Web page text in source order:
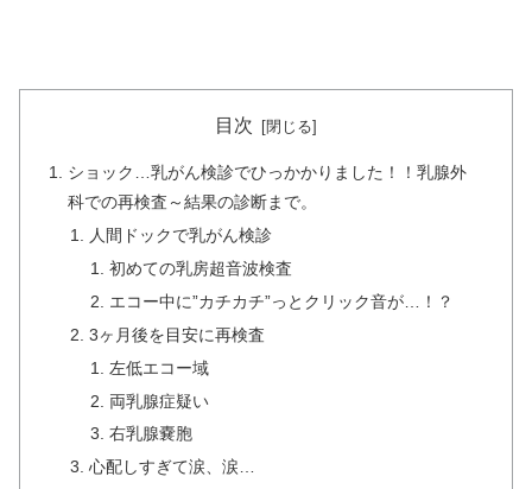
目次
ショック…乳がん検診でひっかかりました！！乳腺外
科での再検査～結果の診断まで。
人間ドックで乳がん検診
初めての乳房超音波検査
エコー中に”カチカチ”っとクリック音が…！？
3ヶ月後を目安に再検査
左低エコー域
両乳腺症疑い
右乳腺嚢胞
心配しすぎて涙、涙…